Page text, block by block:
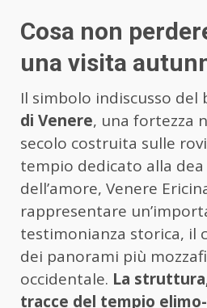
Cosa non
una visita
Il simbolo indiscusso del
di Venere, una fortezza
secolo costruita sulle
tempio dedicato alla
dell’amore, Venere
rappresentare
testimonianza storica, il
dei panorami più
occidentale. La
tracce del tempio